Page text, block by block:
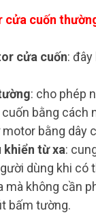
cửa cuốn
cửa cuốn:
: cho phép
bằng cách
bằng dây
khiển từ xa:
dùng khi có
mà không cần
bấm tường.